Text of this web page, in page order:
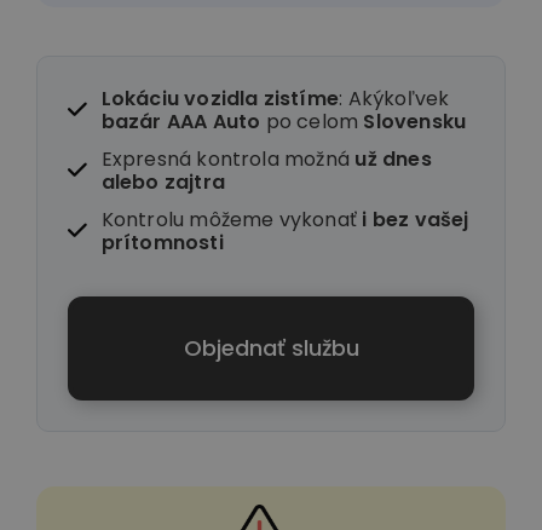
Lokáciu vozidla zistíme: Akýkoľvek
bazár AAA Auto po celom Slovensku
Expresná kontrola možná už dnes
alebo zajtra
Kontrolu môžeme vykonať i bez vašej
prítomnosti
Objednať službu